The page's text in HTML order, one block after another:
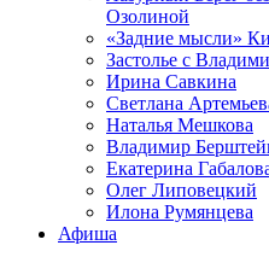
Озолиной
«Задние мысли»
Застолье с
Ирина Савкина
Светлана
Наталья Мешкова
Владимир
Екатерина
Олег Липовецкий
Илона Румянцева
Афиша